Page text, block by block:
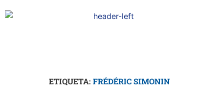
ETIQUETA: FRÉDÉRIC SIMONIN